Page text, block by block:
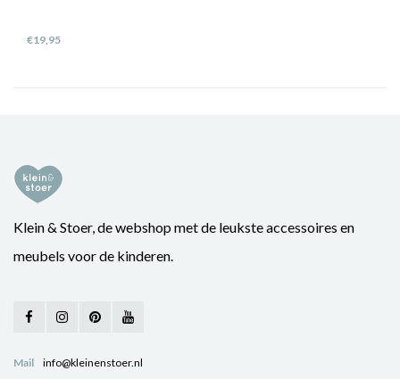
€19,95
Klein & Stoer, de webshop met de leukste accessoires en
meubels voor de kinderen.
Mail info@kleinenstoer.nl